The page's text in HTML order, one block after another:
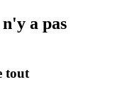
a pas
tout